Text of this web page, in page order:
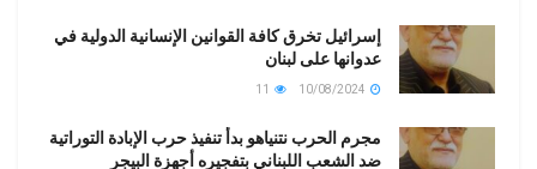
إسرائيل تخرق كافة القوانين الإنسانية الدولية في
عدوانها على لبنان
مجرم الحرب نتنياهو بدأ تنفيذ حرب الإبادة التوراتية
ضد الشعب اللبناني بتفجيره أجهزة البيجر